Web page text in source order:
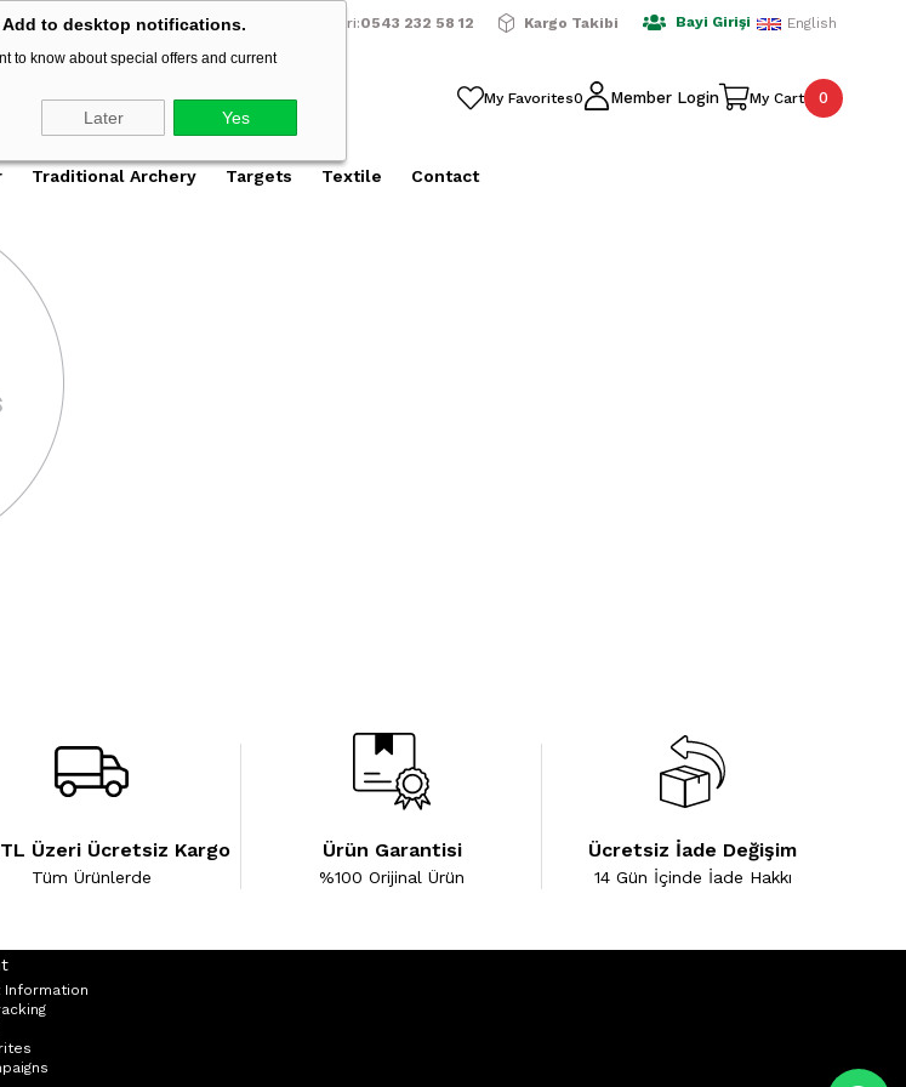
Add to desktop notifications.
to know about special offers and current
Later Yes
Ücretsiz Kargo 2500 TL Üzeri Alışverişlerde Ücretsiz Kargo 2500 TL Üzeri Alışverişlerde
Müşteri Hizmetleri:0543 232 58 12 Kargo Takibi Bayi Girişi English
My Favorites0 Member Login My Cart 0
Traditional Archery Targets Textile Contact
Üzeri Ücretsiz Kargo
Tüm Ürünlerde
Ürün Garantisi
%100 Orijinal Ürün
Ücretsiz İade Değişim
14 Gün İçinde İade Hakkı
Information